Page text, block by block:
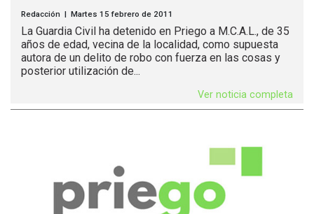
Redacción | Martes 15 febrero de 2011
La Guardia Civil ha detenido en Priego a M.C.A.L., de 35
años de edad, vecina de la localidad, como supuesta
autora de un delito de robo con fuerza en las cosas y
posterior utilización de...
Ver noticia completa